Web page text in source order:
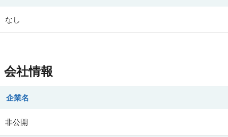
なし
会社情報
企業名
非公開